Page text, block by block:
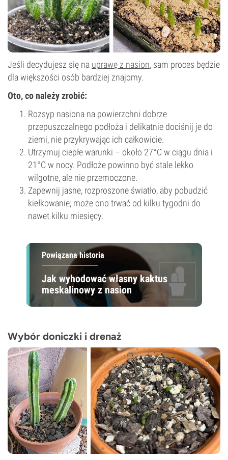
Jeśli decydujesz się na uprawę z nasion, sam proces będzie
dla większości osób bardziej znajomy.
Oto, co należy zrobić:
Rozsyp nasiona na powierzchni dobrze
przepuszczalnego podłoża i delikatnie dociśnij je do
ziemi, nie przykrywając ich całkowicie.
Utrzymuj ciepłe warunki – około 27°C w ciągu dnia i
21°C w nocy. Podłoże powinno być stale lekko
wilgotne, ale nie przemoczone.
Zapewnij jasne, rozproszone światło, aby pobudzić
kiełkowanie; może ono trwać od kilku tygodni do
nawet kilku miesięcy.
Powiązana historia
Jak wyhodować własny kaktus
meskalinowy z nasion
Wybór doniczki i drenaż